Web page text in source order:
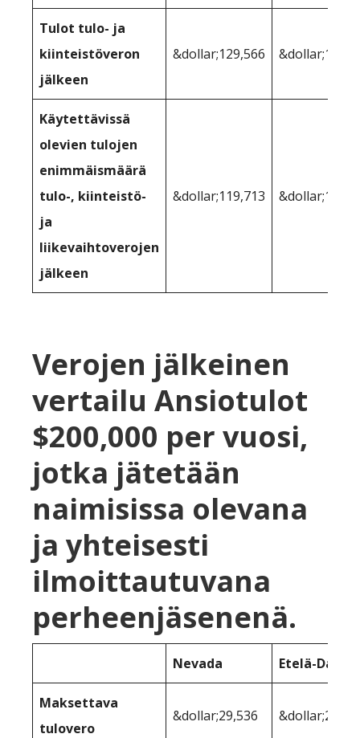
Tulot tulo- ja
kiinteistöveron
jälkeen
&dollar;129,566
Käytettävissä
olevien tulojen
enimmäismäärä
tulo-, kiinteistö-
ja
liikevaihtoverojen
jälkeen
&dollar;119,713
Verojen jälkeinen
vertailu Ansiotulot
$200,000 per vuosi,
jotka jätetään
naimisissa olevana
ja yhteisesti
ilmoittautuvana
perheenjäsenenä.
Nevada Etelä-
Maksettava
tulovero
&dollar;29,536